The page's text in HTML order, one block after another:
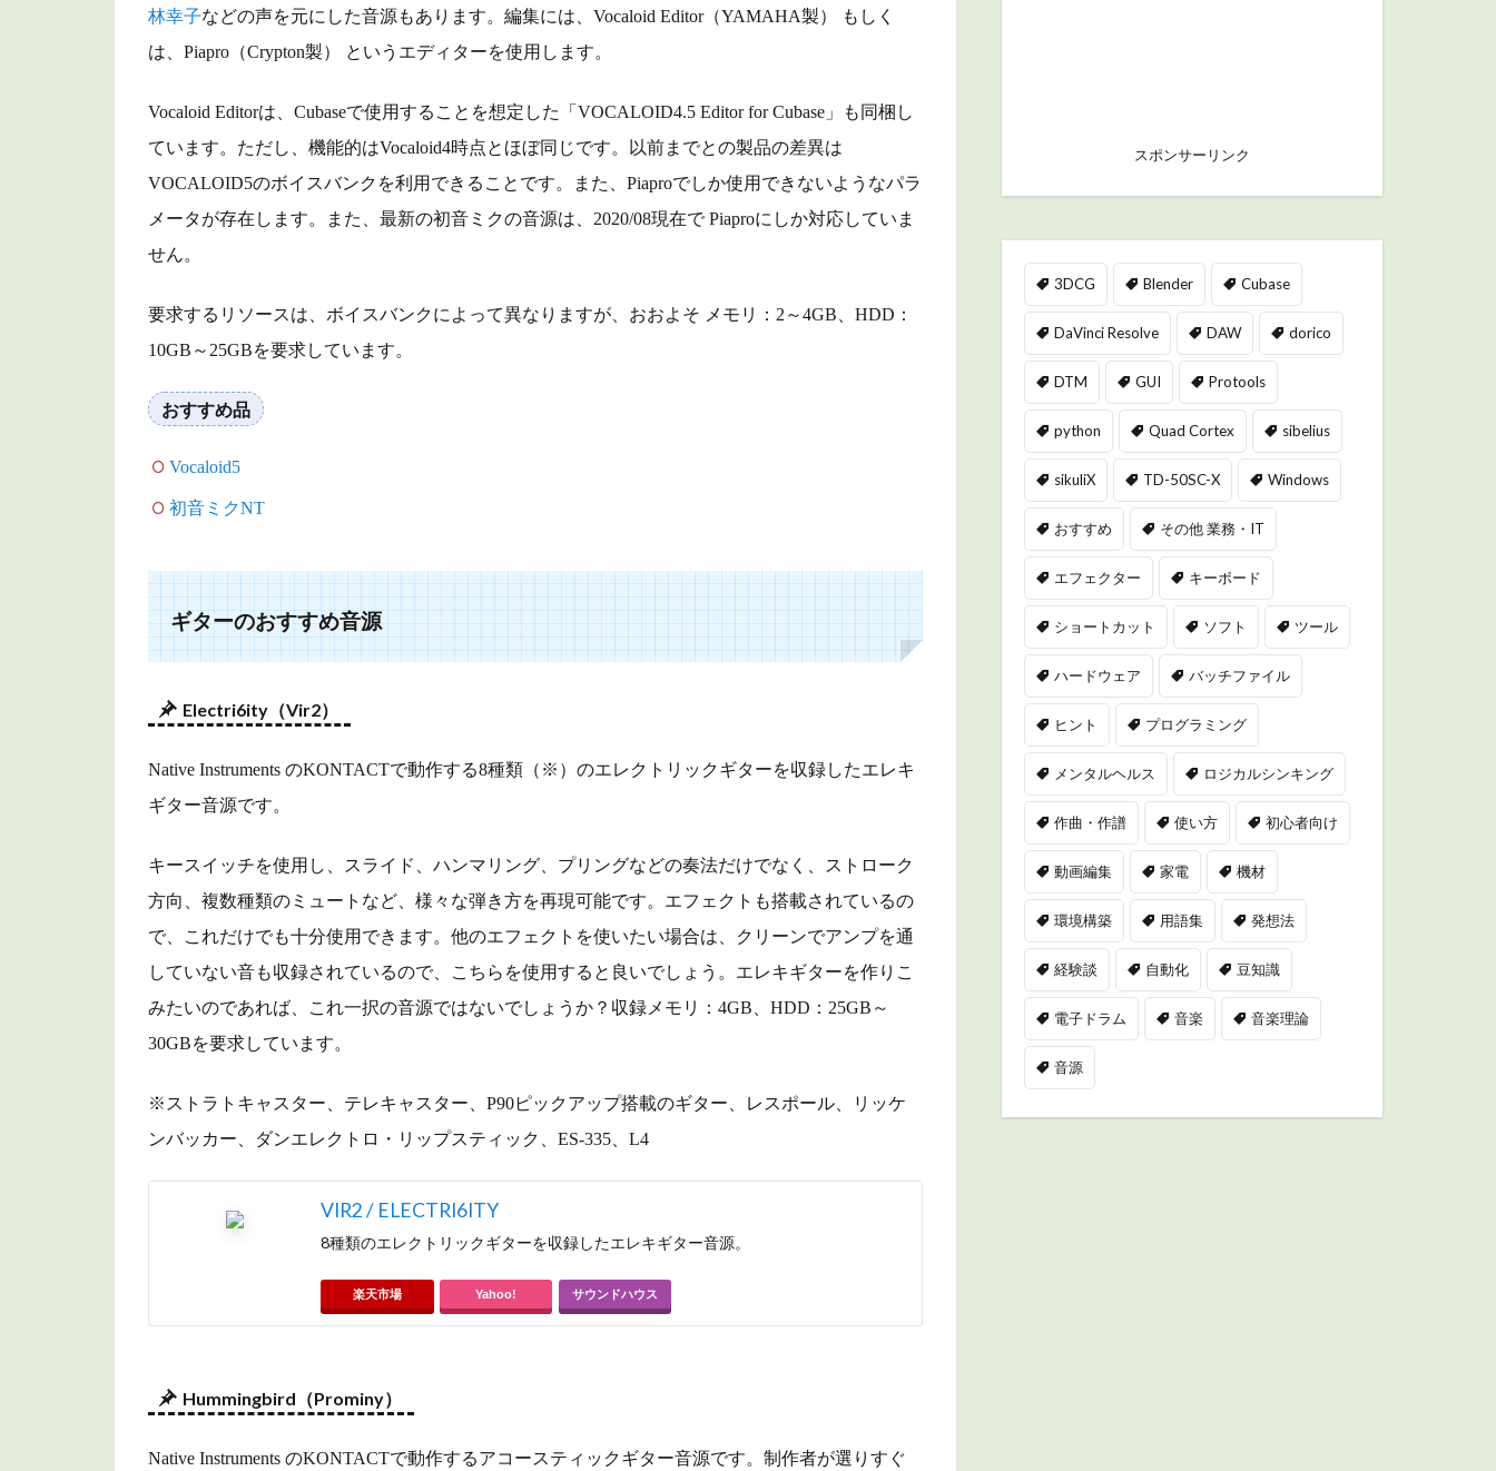
AmpliTube4（IK
Multimedia）
ベ
ー
お
す
音
源
4.1
Trilian（Spectrasonics）
4.2
BASS（IK
5
ドラ
ム・
パー
ショ
おす
音源
5.1
5.2
Drummer
3（TOON
TRACK）
Addictive
Drums
AUDIO）
林幸子などの声を元にした音源もあります。 編集には、Vocaloid Editor（YAMAHA製） もしく
は、Piapro（Crypton製） というエディターを使用します。
Vocaloid Editorは、Cubaseで使用することを想定した「VOCALOID4.5 Editor for Cubase」
も同梱し
ています。ただし、機能的はVocaloid4時点とほぼ同じです。以前までとの製品の差異は
VOCALOID5のボイスバンクを利用できることです。
また、Piaproでしか使用できないようなパラ
メータが存在します。また、最新の初音ミクの音源は、2020/08現在で Piaproにしか対応していま
せん。
要求するリソースは、ボイスバンクによって異なりますが、おおよそ メモリ：2～4GB、HDD：
10GB～25GBを要求しています。
おすすめ品
Vocaloid5
初音ミクNT
ギターのおすすめ音源
Electri6ity（Vir2）
Native Instruments のKONTACTで動作する8種類（※）のエレクトリックギターを収録したエレキ
ギター音源です。
キースイッチを使用し、スライド、ハンマリング、プリングなどの奏法だけでなく、ストローク
方向、複数種類のミュートなど、様々な弾き方を再現可能です。エフェクトも搭載されているの
で、これだけでも十分使用できます。他のエフェクトを使いたい場合は、クリーンでアンプを通
していない音も収録されているので、こちらを使用すると良いでしょう。エレキギターを作りこ
みたいのであれば、これ一択の音源ではないでしょうか？収録メモリ：4GB、HDD：25GB～
30GBを要求しています。
※ストラトキャスター、テレキャスター、P90ピックアップ搭載のギター、レスポール、リッケ
ンバッカー、ダンエレクトロ・リップスティック、ES-335、L4
VIR2 / ELECTRI6ITY
8種類のエレクトリックギターを収録したエレキギター音源。
楽天市場 Yahoo! サウンドハウス
Hummingbird（Prominy）
Native Instruments のKONTACTで動作するアコースティックギター音源です。 制作者が選りすぐ
スポンサーリンク
3DCG Blender Cubase
DaVinci Resolve DAW dorico
DTM GUI Protools
python Quad Cortex sibelius
sikuliX TD-50SC-X Windows
おすすめ その他 業務・IT
エフェクター キーボード
ショートカット ソフト ツール
ハードウェア バッチファイル
ヒント プログラミング
メンタルヘルス ロジカルシンキング
作曲・作譜 使い方 初心者向け
動画編集 家電 機材
環境構築 用語集 発想法
経験談 自動化 豆知識
電子ドラム 音楽 音楽理論
音源